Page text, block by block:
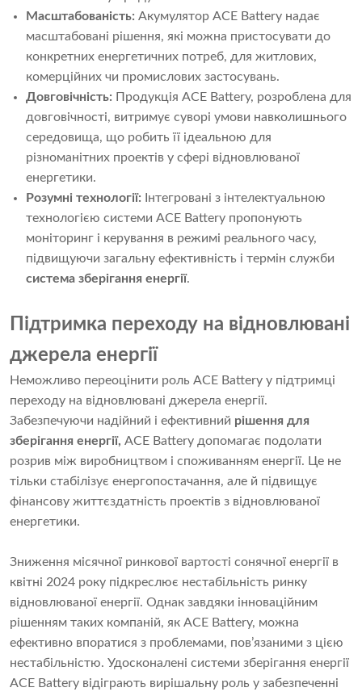
Масштабованість: Акумулятор ACE Battery надає
масштабовані рішення, які можна пристосувати до
конкретних енергетичних потреб, для житлових,
комерційних чи промислових застосувань.
Довговічність: Продукція ACE Battery, розроблена для
довговічності, витримує суворі умови навколишнього
середовища, що робить її ідеальною для
різноманітних проектів у сфері відновлюваної
енергетики.
Розумні технології:
Інтегровані з інтелектуальною
технологією системи ACE Battery пропонують
моніторинг і керування в режимі реального часу,
підвищуючи загальну ефективність і термін служби
система зберігання енергії.
Підтримка переходу на відновлювані
джерела енергії
Неможливо переоцінити роль ACE Battery у підтримці
переходу на відновлювані джерела енергії.
Забезпечуючи надійний і ефективний рішення для
зберігання енергії, ACE Battery допомагає подолати
розрив між виробництвом і споживанням енергії. Це не
тільки стабілізує енергопостачання, але й підвищує
фінансову життєздатність проектів з відновлюваної
енергетики.
Зниження місячної ринкової вартості сонячної енергії в
квітні 2024 року підкреслює нестабільність ринку
відновлюваної енергії. Однак завдяки інноваційним
рішенням таких компаній, як ACE Battery, можна
ефективно впоратися з проблемами, пов’язаними з цією
нестабільністю. Удосконалені системи зберігання енергії
ACE Battery відіграють вирішальну роль у забезпеченні